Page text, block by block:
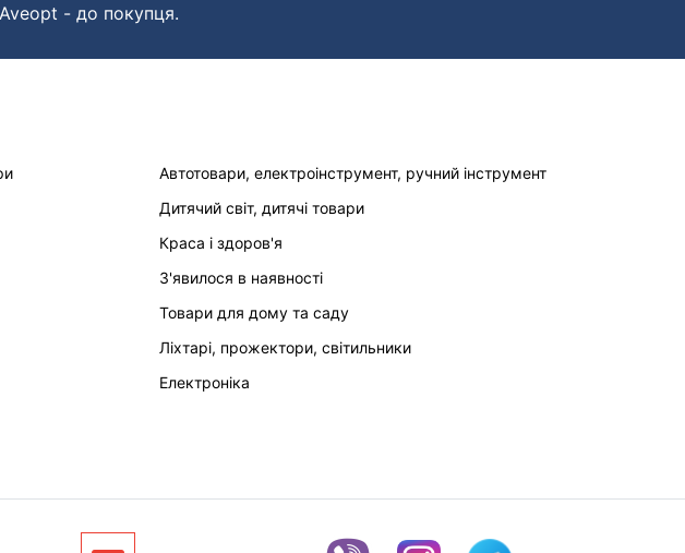
- до покупця.
Автотовари, електроінструмент, ручний інструмент
Дитячий світ, дитячі товари
Краса і здоров'я
З'явилося в наявності
Товари для дому та саду
Ліхтарі, прожектори, світильники
Електроніка